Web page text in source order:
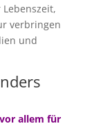
verbringen
und
allem für